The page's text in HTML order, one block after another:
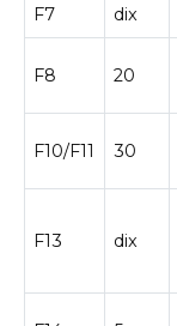
F7 dix
F8 20
F10/F11 30
F13 dix